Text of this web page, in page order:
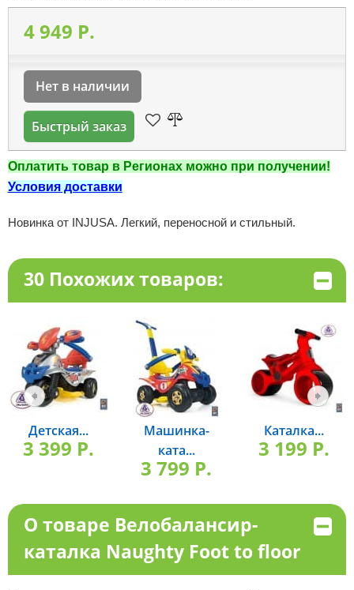
4 949 P.
Нет в наличии
Быстрый заказ
Оплатить товар в Регионах можно при получении!
Условия доставки
Новинка от INJUSA. Легкий, переносной и стильный.
30 Похожих товаров:
Детская...
3 399 P.
Машинка-
ката...
3 799 P.
Каталка...
3 199 P.
О товаре Велобалансир-
каталка Naughty Foot to floor